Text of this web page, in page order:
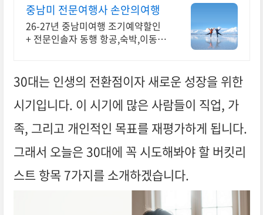
중남미 전문여행사 손안의여행
26-27년 중남미여행 조기예약할인
+ 전문인솔자 동행 항공,숙박,이동,
30대는 인생의 전환점이자 새로운 성장을 위한
시기입니다. 이 시기에 많은 사람들이 직업, 가
족, 그리고 개인적인 목표를 재평가하게 됩니다.
그래서 오늘은 30대에 꼭 시도해봐야 할 버킷리
스트 항목 7가지를 소개하겠습니다.